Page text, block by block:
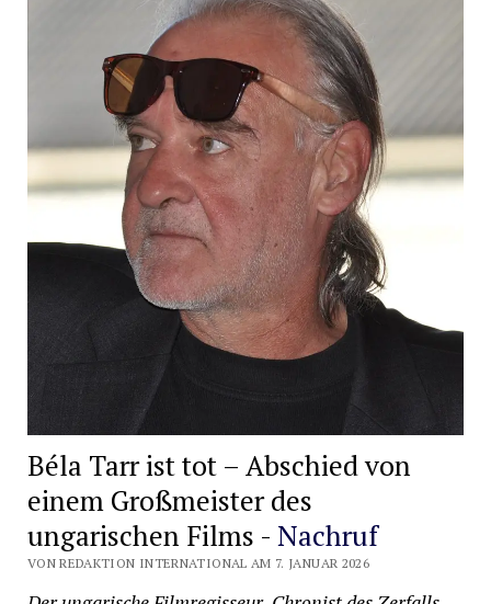
Béla Tarr ist tot – Abschied von
einem Großmeister des
ungarischen Films - Nachruf
VON REDAKTION INTERNATIONAL AM 7. JANUAR 2026